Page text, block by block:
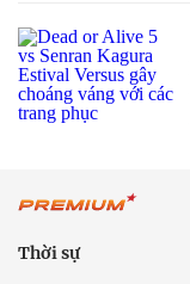
Thời sự